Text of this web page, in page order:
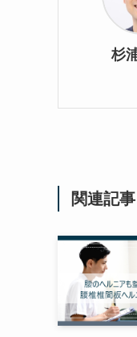
杉
関連記事